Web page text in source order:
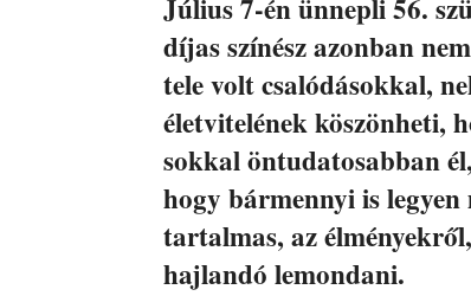
Július 7-én ünnepli 56.
díjas színész azonban
tele volt csalódásokkal,
életvitelének köszönheti,
sokkal öntudatosabban
hogy bármennyi is
tartalmas, az
hajlandó lemondani.